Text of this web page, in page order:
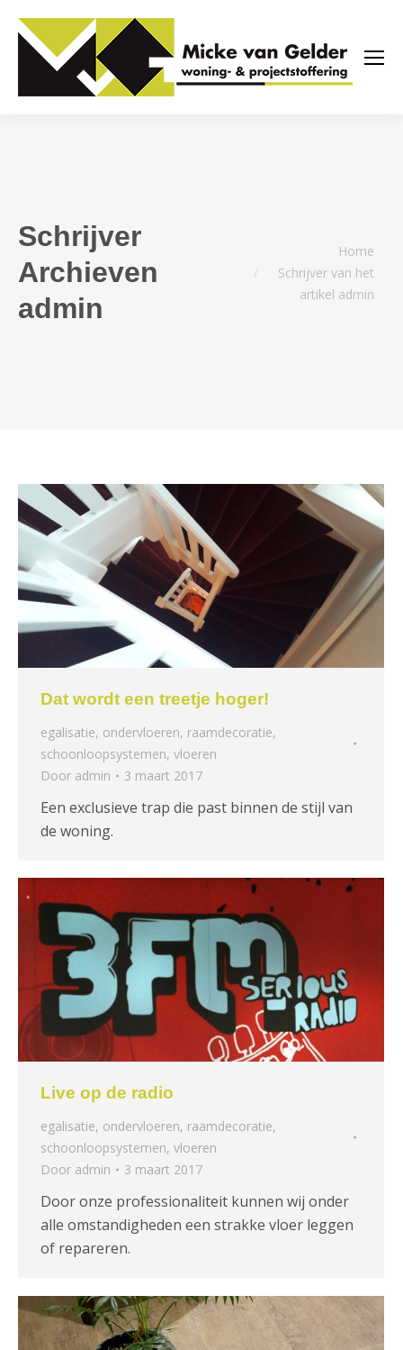
Schrijver
Archieven
admin
Home
Schrijver van het
artikel admin
Dat wordt een treetje hoger!
egalisatie, ondervloeren, raamdecoratie,
schoonloopsystemen, vloeren
Door admin 3 maart 2017
Een exclusieve trap die past binnen de stijl van
de woning.
Live op de radio
egalisatie, ondervloeren, raamdecoratie,
schoonloopsystemen, vloeren
Door admin 3 maart 2017
Door onze professionaliteit kunnen wij onder
alle omstandigheden een strakke vloer leggen
of repareren.